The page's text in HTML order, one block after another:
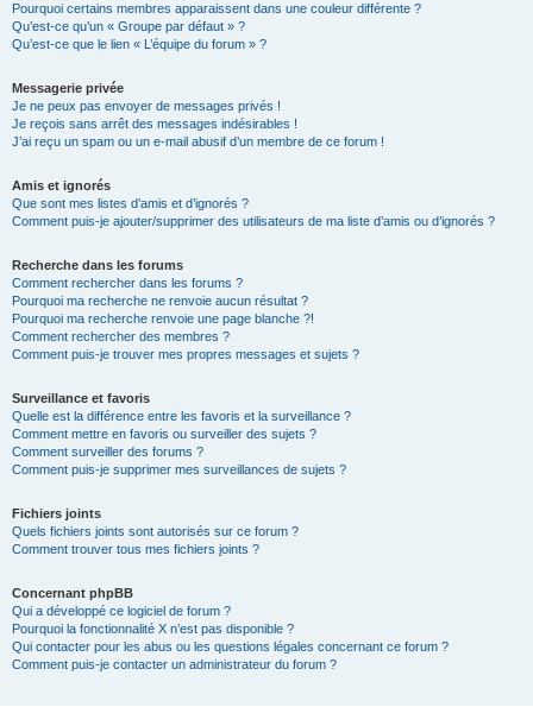
Pourquoi certains membres apparaissent dans une couleur différente ?
Qu’est-ce qu’un « Groupe par défaut » ?
Qu’est-ce que le lien « L’équipe du forum » ?
Messagerie privée
Je ne peux pas envoyer de messages privés !
Je reçois sans arrêt des messages indésirables !
J’ai reçu un spam ou un e-mail abusif d’un membre de ce forum !
Amis et ignorés
Que sont mes listes d’amis et d’ignorés ?
Comment puis-je ajouter/supprimer des utilisateurs de ma liste d’amis ou d’ignorés ?
Recherche dans les forums
Comment rechercher dans les forums ?
Pourquoi ma recherche ne renvoie aucun résultat ?
Pourquoi ma recherche renvoie une page blanche ?!
Comment rechercher des membres ?
Comment puis-je trouver mes propres messages et sujets ?
Surveillance et favoris
Quelle est la différence entre les favoris et la surveillance ?
Comment mettre en favoris ou surveiller des sujets ?
Comment surveiller des forums ?
Comment puis-je supprimer mes surveillances de sujets ?
Fichiers joints
Quels fichiers joints sont autorisés sur ce forum ?
Comment trouver tous mes fichiers joints ?
Concernant phpBB
Qui a développé ce logiciel de forum ?
Pourquoi la fonctionnalité X n’est pas disponible ?
Qui contacter pour les abus ou les questions légales concernant ce forum ?
Comment puis-je contacter un administrateur du forum ?